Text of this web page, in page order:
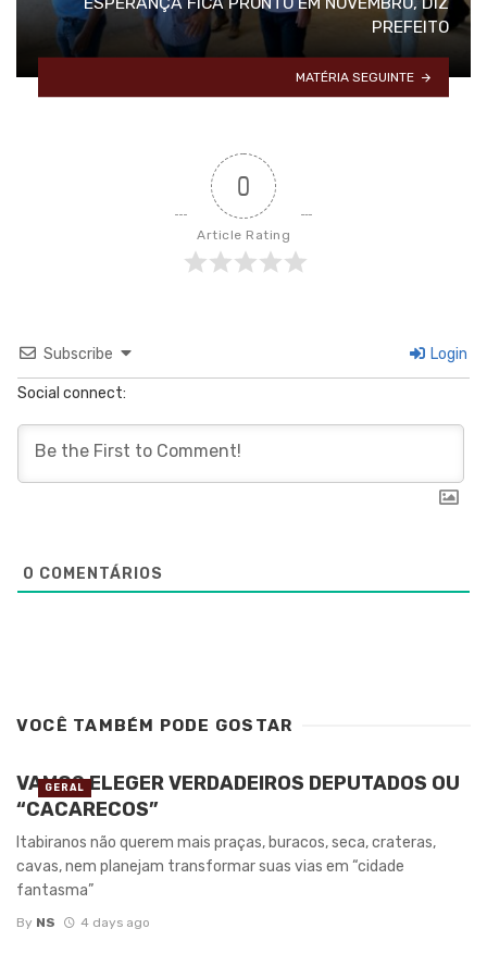
PREFEITO
MATÉRIA SEGUINTE
0
Article Rating
Subscribe Login
Social connect:
0 COMENTÁRIOS
VOCÊ TAMBÉM PODE GOSTAR
VAMOS ELEGER VERDADEIROS DEPUTADOS OU
“CACARECOS”
Itabiranos não querem mais praças, buracos, seca, crateras,
cavas, nem planejam transformar suas vias em “cidade
fantasma”
By NS 4 days ago
GERAL